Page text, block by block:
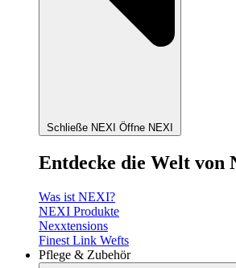
Schließe NEXI Öffne NEXI
Entdecke die Welt von
Was ist NEXI?
NEXI Produkte
Nexxtensions
Finest Link Wefts
Pflege & Zubehör